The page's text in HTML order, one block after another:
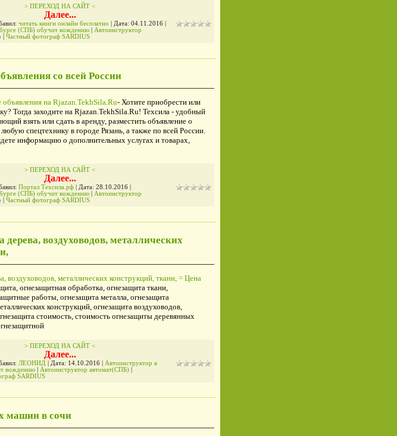
> ПЕРЕХОД НА САЙТ <
Далее...
читать книги онлайн бесплатно | Дата: 04.11.2016|
(СПБ) обучит вождению|
Автоинструктор
Частный фотограф SARDIUS
со всей России
объявления на Rjazan.TekhSila.Ru- Хотите приобрести или
Тогда заходите на Rjazan.TekhSila.Ru! Техсила - удобный
взять или сдать в аренду, разместить объявление о
спецтехнику в городе Рязань, а также по всей России.
информацию о дополнительных услугах и товарах,
> ПЕРЕХОД НА САЙТ <
Далее...
Портал Техсила.рф| Дата: 28.10.2016|
(СПБ) обучит вождению| Автоинструктор
Частный фотограф SARDIUS
дерева, воздуховодов, металлических
воздуховодов, металлических конструкций, ткани, = Цена
огнезащитная обработка, огнезащита ткани,
работы, огнезащита металла, огнезащита
конструкций, огнезащита воздуховодов,
стоимость, стоимость огнезащиты деревянных
> ПЕРЕХОД НА САЙТ <
Далее...
ЛЕОНИД | Дата: 14.10.2016|
Автоинструктор в
вождению| Автоинструктор автомат(СПБ)
SARDIUS
машин в сочи